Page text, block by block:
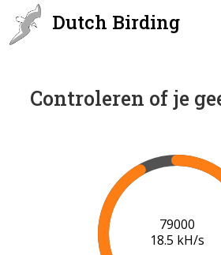
Dutch Birding
Controleren of je
80000
18.5 kH/s